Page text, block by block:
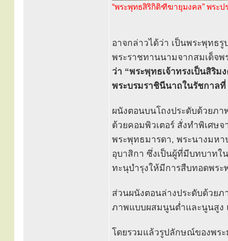
“พระพุทธสิริกิติฑีฆายุมงคล” พระ
อาจกล่าวได้ว่า เป็นพระพุทธ
พระราชทานนามจากสมเด็จพ
ว่า “พระพุทธเจ้าทรงเป็นสิริม
พระบรมราชินีนาถในรัชกาลที่
ผนังตอนบนโถงประดับด้วยภ
ด้วยคอมพิวเตอร์ สั่งทำพิเศษ
พระพุทธมารดา, พระนางมห
อุบาสิกา ซึ่งเป็นผู้ที่มีบทบาทใ
ทะนุบำรุงให้มีการสืบทอดพร
ส่วนผนังตอนล่างประดับด้วย
ภาพแบบผสมนูนต่ำและนูนสูง
โดยรวมแล้วรูปลักษณ์ของพร